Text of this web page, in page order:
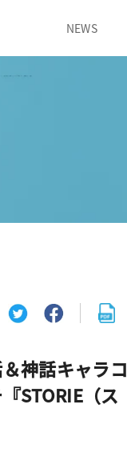
NEWS
神話キャラコ
STORIE（ス